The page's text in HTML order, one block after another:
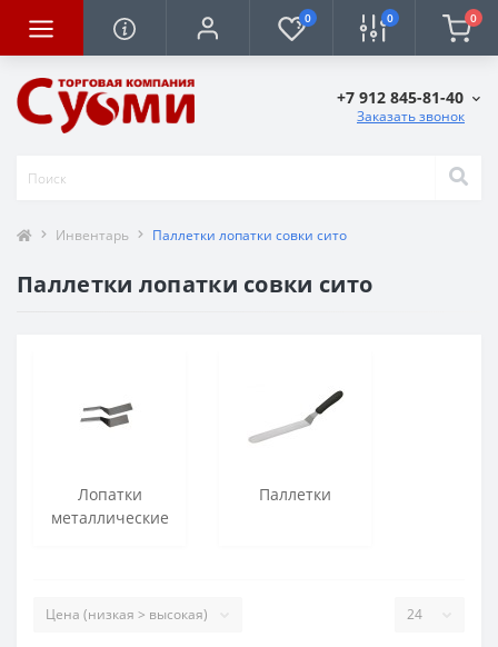
0 0 0
+7 912 845-81-40
Заказать звонок
Инвентарь Паллетки лопатки совки сито
Паллетки лопатки совки сито
Лопатки
металлические
Паллетки